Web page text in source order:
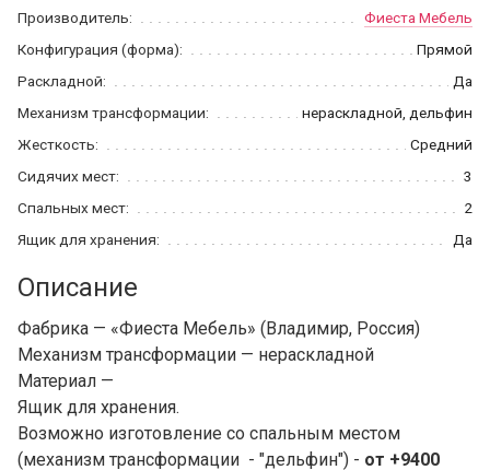
Производитель:
Фиеста Мебель
Конфигурация (форма):
Прямой
Раскладной:
Да
Механизм трансформации:
нераскладной, дельфин
Жесткость:
Средний
Сидячих мест:
3
Спальных мест:
2
Ящик для хранения:
Да
Описание
Фабрика — «Фиеста Мебель» (Владимир, Россия)
Механизм трансформации — нераскладной
Материал —
Ящик для хранения.
Возможно изготовление со спальным местом
(механизм трансформации - "дельфин") - от +9400